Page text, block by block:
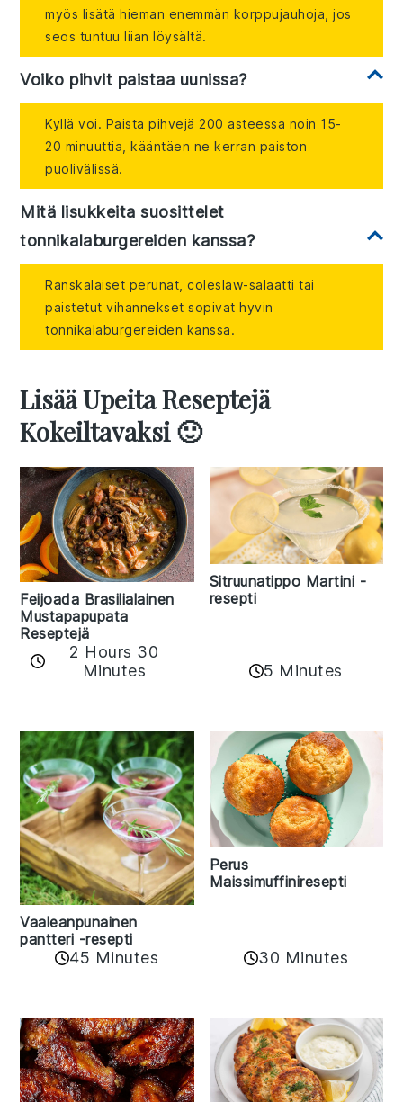
myös lisätä hieman enemmän korppujauhoja, jos
seos tuntuu liian löysältä.
Voiko pihvit paistaa uunissa?
Kyllä voi. Paista pihvejä 200 asteessa noin 15-
20 minuuttia, kääntäen ne kerran paiston
puolivälissä.
Mitä lisukkeita suosittelet
tonnikalaburgereiden kanssa?
Ranskalaiset perunat, coleslaw-salaatti tai
paistetut vihannekset sopivat hyvin
tonnikalaburgereiden kanssa.
Lisää Upeita Reseptejä
Kokeiltavaksi 🙂
Feijoada Brasilialainen
Mustapapupata
Reseptejä
2 Hours 30
Minutes
Sitruunatippo Martini -
resepti
5 Minutes
Vaaleanpunainen
pantteri -resepti
45 Minutes
Perus
Maissimuffiniresepti
30 Minutes